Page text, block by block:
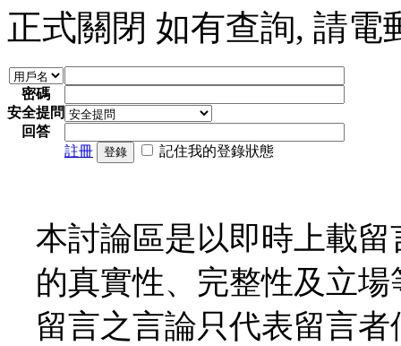
正式關閉 如有查詢, 請電
密碼
安全提問
回答
註冊
登錄 記住我的登錄狀態
本討論區是以即時上載
的真實性、完整性及立
留言之言論只代表留言